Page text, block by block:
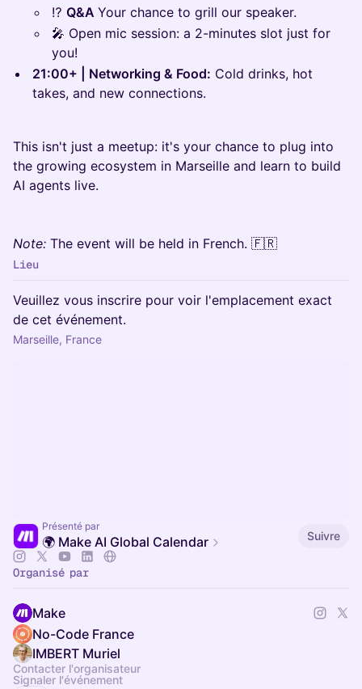
⁉️ Q&A Your chance to grill our speaker.
🎤 Open mic session: a 2-minutes slot just for
you!
21:00+ | Networking & Food: Cold drinks, hot
takes, and new connections.
This isn't just a meetup: it's your chance to plug into
the growing ecosystem in Marseille and learn to build
AI agents live.
Note: The event will be held in French. 🇫🇷
Lieu
Veuillez vous inscrire pour voir l'emplacement exact
de cet événement.
Marseille, France
Présenté par
🌍 Make AI Global Calendar Suivre
Organisé par
Make
No-Code France
IMBERT Muriel
Contacter l'organisateur
Signaler l'événement